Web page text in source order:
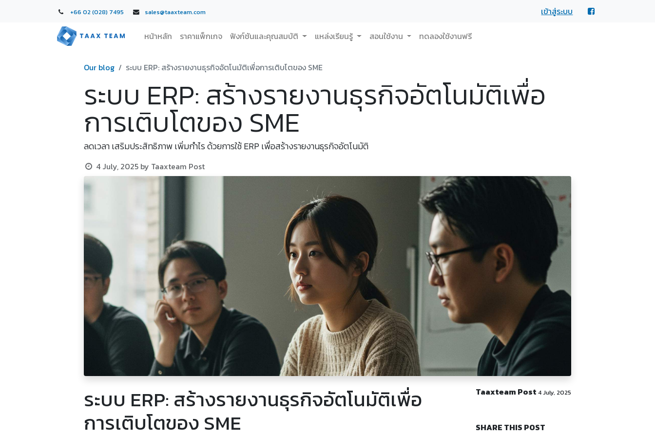
+66 02 (028) 7495 sales@taaxteam.com เข้าสู่ระบบ
หน้าหลัก ราคาแพ็กเกจ ฟังก์ชันและคุณสมบัติ แหล่งเรียนรู้ สอนใช้งาน ทดลองใช้งานฟรี
Our blog ระบบ ERP: สร้างรายงานธุรกิจอัตโนมัติเพื่อการเติบโตของ SME
ระบบ ERP: สร้างรายงานธุรกิจอัตโนมัติเพื่อ
การเติบโตของ SME
ลดเวลา เสริมประสิทธิภาพ เพิ่มกำไร ด้วยการใช้ ERP เพื่อสร้างรายงานธุรกิจอัตโนมัติ
4 July, 2025 by Taaxteam Post
ระบบ ERP: สร้างรายงานธุรกิจอัตโนมัติเพื่อ
การเติบโตของ SME
Taaxteam Post 4 July, 2025
SHARE THIS POST